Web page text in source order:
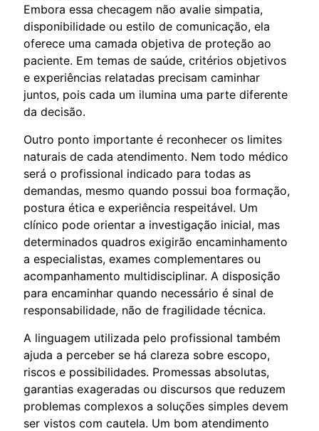
Embora essa checagem não avalie simpatia,
disponibilidade ou estilo de comunicação, ela
oferece uma camada objetiva de proteção ao
paciente. Em temas de saúde, critérios objetivos
e experiências relatadas precisam caminhar
juntos, pois cada um ilumina uma parte diferente
da decisão.
Outro ponto importante é reconhecer os limites
naturais de cada atendimento. Nem todo médico
será o profissional indicado para todas as
demandas, mesmo quando possui boa formação,
postura ética e experiência respeitável. Um
clínico pode orientar a investigação inicial, mas
determinados quadros exigirão encaminhamento
a especialistas, exames complementares ou
acompanhamento multidisciplinar. A disposição
para encaminhar quando necessário é sinal de
responsabilidade, não de fragilidade técnica.
A linguagem utilizada pelo profissional também
ajuda a perceber se há clareza sobre escopo,
riscos e possibilidades. Promessas absolutas,
garantias exageradas ou discursos que reduzem
problemas complexos a soluções simples devem
ser vistos com cautela. Um bom atendimento